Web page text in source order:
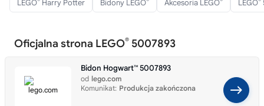
LEGO Harry Potter Bidony LEGO Akcesoria LEGO LEGO
Oficjalna strona LEGO® 5007893
Bidon Hogwart™ 5007893
od lego.com
Komunikat: Produkcja zakończona